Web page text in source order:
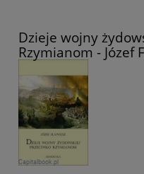
Dzieje wojny
Rzymianom - Józef